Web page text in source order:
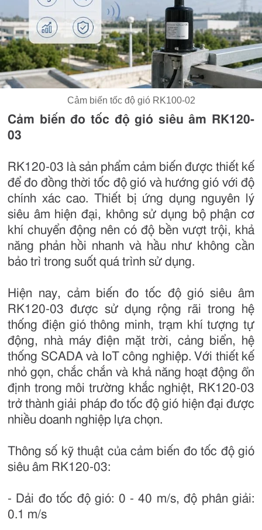
Cảm biến tốc độ gió RK100-02
Cảm biến đo tốc độ gió siêu âm RK120-
03
RK120-03 là sản phẩm cảm biến được thiết kế
để đo đồng thời tốc độ gió và hướng gió với độ
chính xác cao. Thiết bị ứng dụng nguyên lý
siêu âm hiện đại, không sử dụng bộ phận cơ
khí chuyển động nên có độ bền vượt trội, khả
năng phản hồi nhanh và hầu như không cần
bảo trì trong suốt quá trình sử dụng.
Hiện nay, cảm biến đo tốc độ gió siêu âm
RK120-03 được sử dụng rộng rãi trong hệ
thống điện gió thông minh, trạm khí tượng tự
động, nhà máy điện mặt trời, cảng biển, hệ
thống SCADA và IoT công nghiệp. Với thiết kế
nhỏ gọn, chắc chắn và khả năng hoạt động ổn
định trong môi trường khắc nghiệt, RK120-03
trở thành giải pháp đo tốc độ gió hiện đại được
nhiều doanh nghiệp lựa chọn.
Thông số kỹ thuật của cảm biến đo tốc độ gió
siêu âm RK120-03:
- Dải đo tốc độ gió: 0 - 40 m/s, độ phân giải:
0.1 m/s